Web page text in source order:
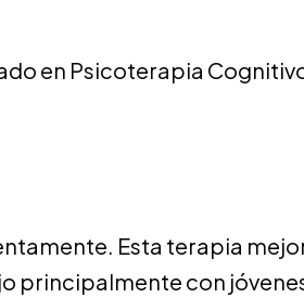
en Psicoterapia
Esta terapia
principalmente con